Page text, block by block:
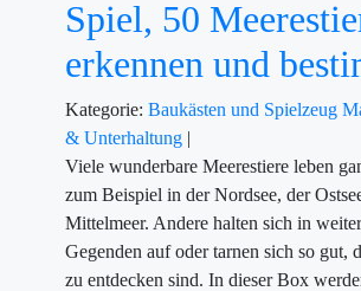
Spiel, 50
erkennen und
Kategorie: Baukästen und Spielzeug
& Unterhaltung |
Viele wunderbare Meerestiere leben
zum Beispiel in der Nordsee, der
Mittelmeer. Andere halten sich in
Gegenden auf oder tarnen sich so gut,
zu entdecken sind. In dieser Box